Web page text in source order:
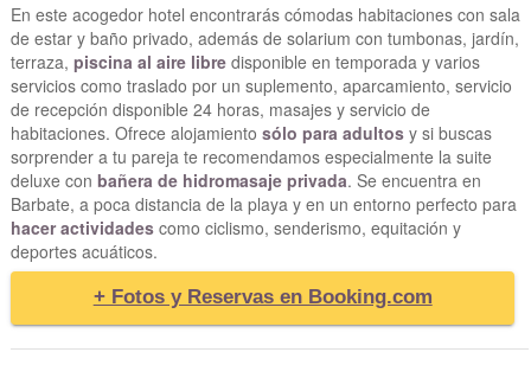
En este acogedor hotel encontrarás cómodas habitaciones con sala
de estar y baño privado, además de solarium con tumbonas, jardín,
terraza, piscina al aire libredisponible en temporada y varios
servicios como traslado por un suplemento, aparcamiento, servicio
de recepción disponible 24 horas, masajes y servicio de
habitaciones. Ofrece alojamiento sólo para adultosy si buscas
sorprender a tu pareja te recomendamos especialmente la suite
deluxe con bañera de hidromasaje privada. Se encuentra en
Barbate, a poca distancia de la playa y en un entorno perfecto para
hacer actividadescomo ciclismo, senderismo, equitación y
deportes acuáticos.
+ Fotos y Reservas en Booking.com